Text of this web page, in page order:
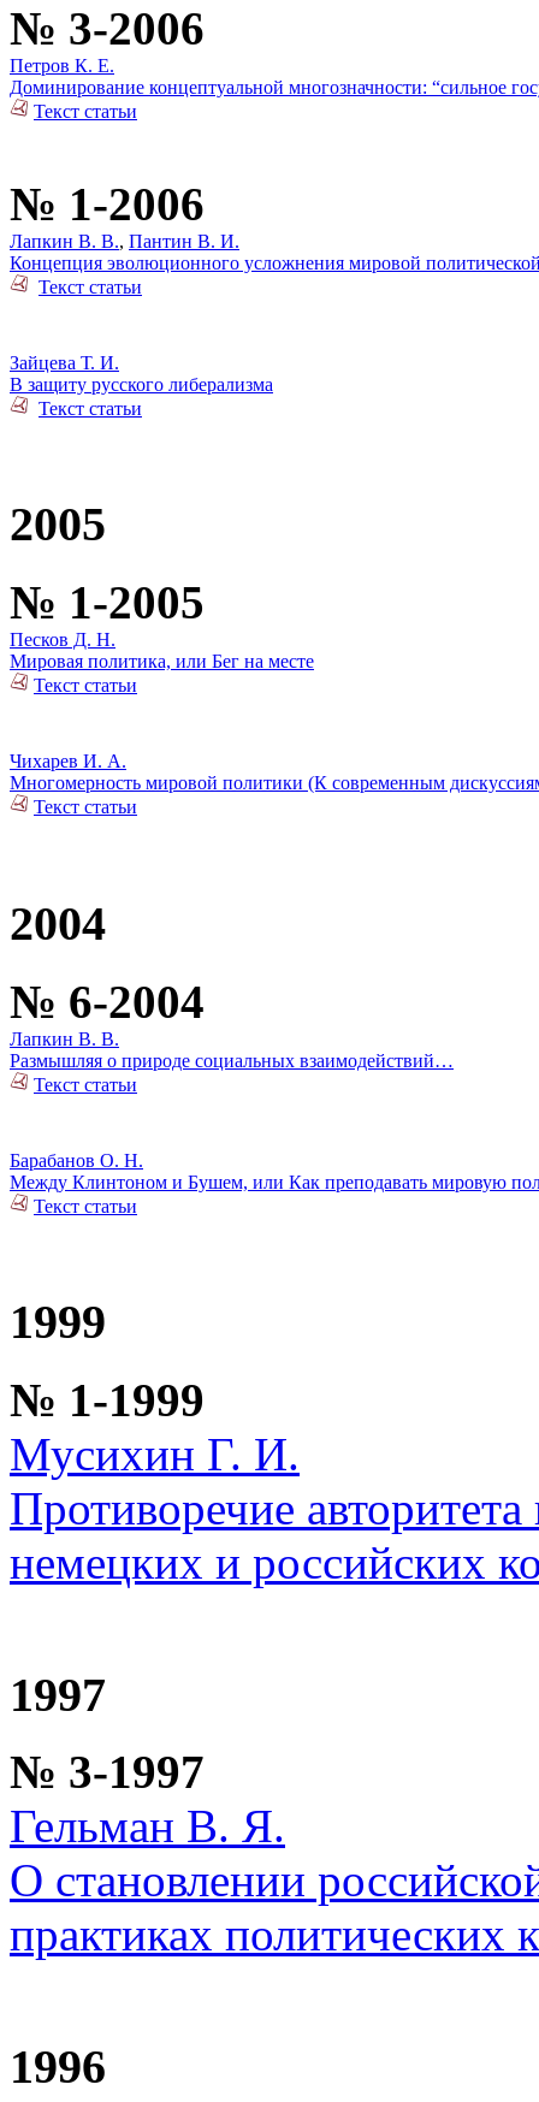
№ 3-2006
Петров К. Е.
Доминирование концептуальной многозначности: “сильное
Текст статьи
№ 1-2006
Лапкин В. В., Пантин В. И.
Концепция эволюционного усложнения мировой
Текст статьи
Зайцева Т. И.
В защиту русского либерализма
Текст статьи
2005
№ 1-2005
Песков Д. Н.
Мировая политика, или Бег на месте
Текст статьи
Чихарев И. А.
Многомерность мировой политики (К современным
Текст статьи
2004
№ 6-2004
Лапкин В. В.
Размышляя о природе социальных взаимодействий…
Текст статьи
Барабанов О. Н.
Между Клинтоном и Бушем, или Как преподавать мировую
Текст статьи
1999
№ 1-1999
Мусихин Г. И.
Противоречие
немецких и российских
1997
№ 3-1997
Гельман В. Я.
О становлении
практиках политических
1996